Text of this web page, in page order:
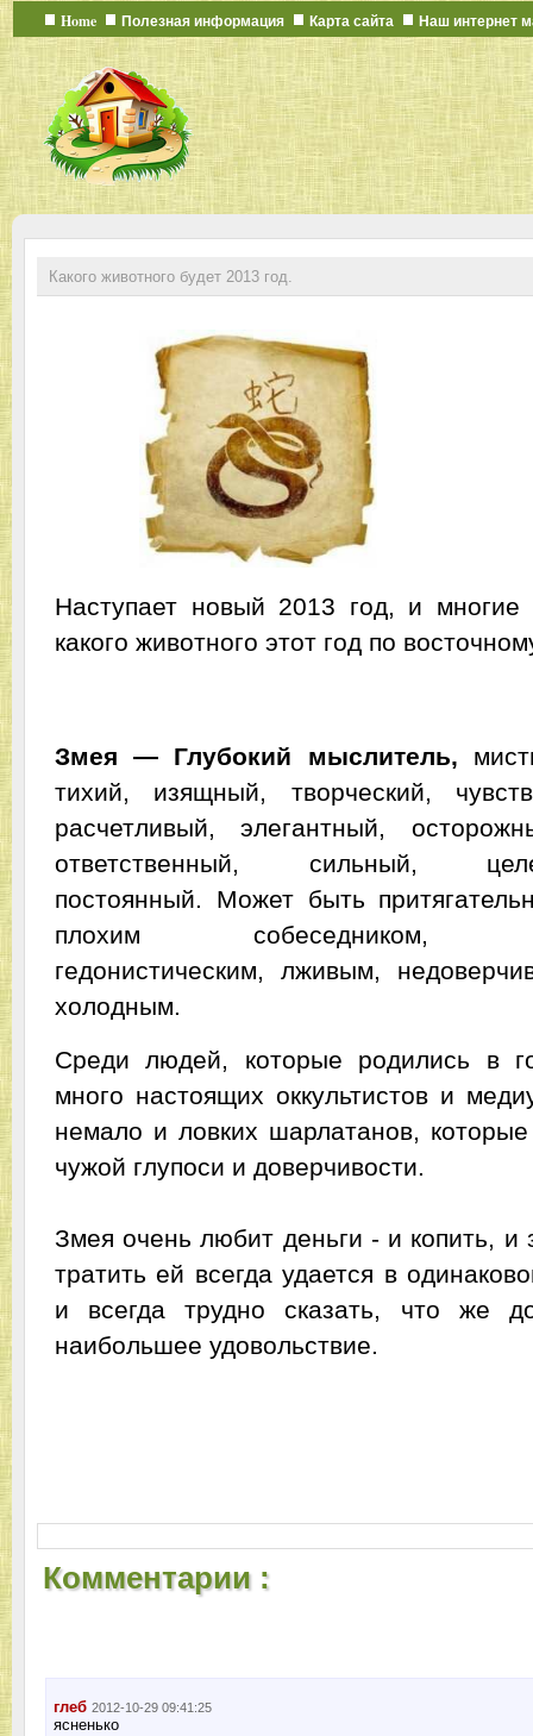
Какого животного будет 2013 год.
Наступает новый 2013 год, и многие
какого животного этот год по
Змея — Глубокий мыслитель,
тихий, изящный, творческий,
расчетливый, элегантный,
ответственный, сильный,
постоянный. Может быть
плохим собеседником,
гедонистическим, лживым,
холодным.
Среди людей, которые родились в
много настоящих оккультистов и
немало и ловких шарлатанов,
чужой глупоси и доверчивости.
Змея очень любит деньги - и копить, и
тратить ей всегда удается в
и всегда трудно сказать, что же
наибольшее удовольствие.
Комментарии :
глеб 2012-10-29 09:41:25
ясненько
Home Полезная информация Карта сайта Наш интернет